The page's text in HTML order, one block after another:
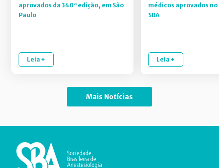
aprovados da 340ª edição, em São
Paulo
Leia +
médicos aprovados
SBA
Leia +
Mais Notícias